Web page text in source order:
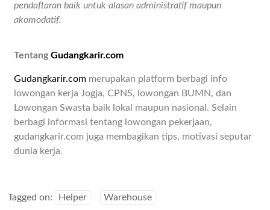
pendaftaran baik untuk alasan administratif maupun
akomodatif.
TentangGudangkarir.com
Gudangkarir.com merupakan platform berbagi info
lowongan kerja Jogja, CPNS, lowongan BUMN, dan
Lowongan Swasta baik lokal maupun nasional. Selain
berbagi informasi tentang lowongan pekerjaan,
gudangkarir.com juga membagikan tips, motivasi seputar
dunia kerja.
Tagged on: Helper Warehouse